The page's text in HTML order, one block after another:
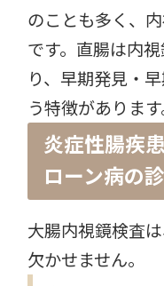
のことも多く、
です。直腸は内
り、早期発見・
う特徴があります
炎症性腸疾
ローン病の
大腸内視鏡検査
欠かせません。